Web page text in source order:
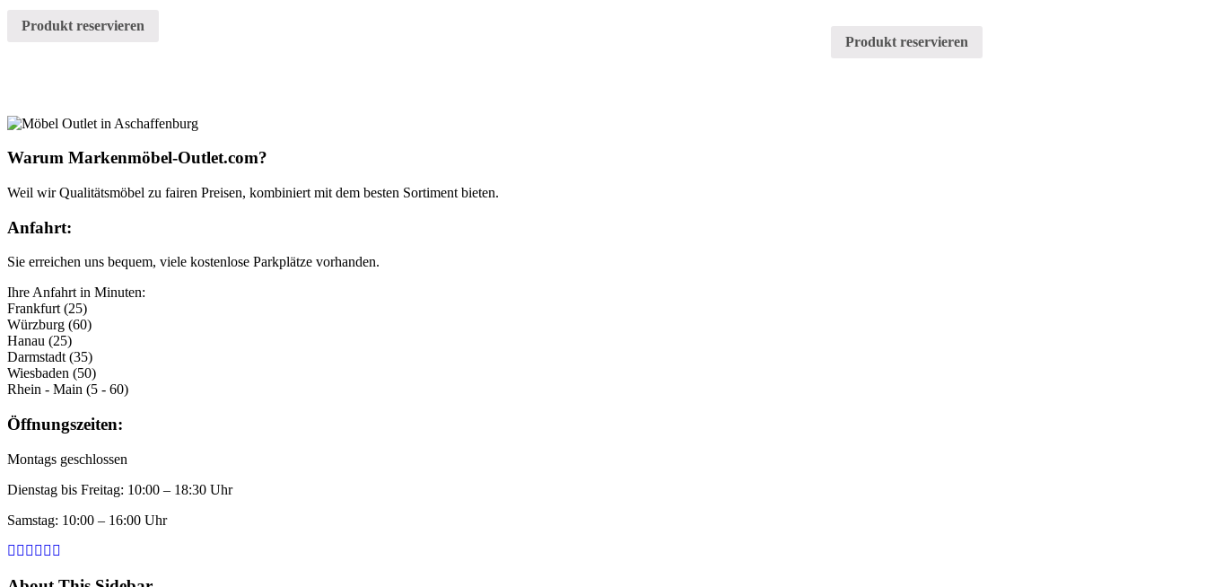
Produkt reservieren
Produkt reservieren
Warum Markenmöbel-Outlet.com?
Weil wir Qualitätsmöbel zu fairen Preisen, kombiniert mit dem besten Sortiment bieten.
Anfahrt:
Sie erreichen uns bequem, viele kostenlose Parkplätze vorhanden.
Ihre Anfahrt in Minuten:
Frankfurt (25)
Würzburg (60)
Hanau (25)
Darmstadt (35)
Wiesbaden (50)
Rhein - Main (5 - 60)
Öffnungszeiten:
Montags geschlossen
Dienstag bis Freitag: 10:00 – 18:30 Uhr
Samstag: 10:00 – 16:00 Uhr